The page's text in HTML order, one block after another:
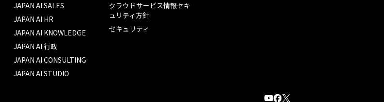
JAPAN AI SALES
JAPAN AI HR
JAPAN AI KNOWLEDGE
JAPAN AI 行政
JAPAN AI CONSULTING
JAPAN AI STUDIO
クラウドサービス情報セキ
ュリティ方針
セキュリティ